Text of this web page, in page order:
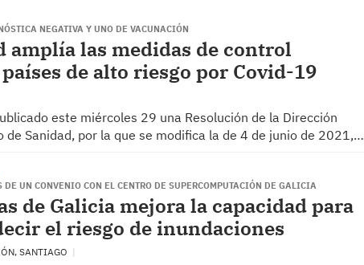
NEGATIVA Y UNO DE VACUNACIÓN
amplía las medidas de control
de alto riesgo por Covid-19
este miércoles 29 una Resolución de la Dirección
de Sanidad, por la que se modifica la de 4 de junio de 2021,…
DE UN CONVENIO CON EL CENTRO DE SUPERCOMPUTACIÓN DE GALICIA
de Galicia mejora la capacidad para
el riesgo de inundaciones
SANTIAGO